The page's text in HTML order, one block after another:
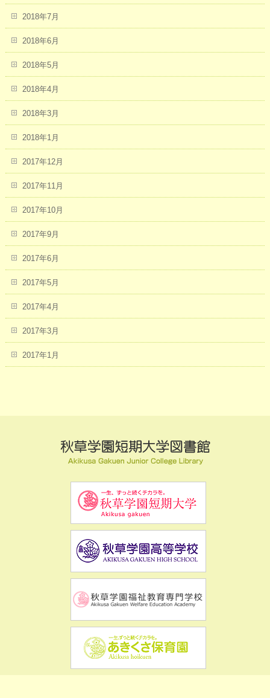
2018年7月
2018年6月
2018年5月
2018年4月
2018年3月
2018年1月
2017年12月
2017年11月
2017年10月
2017年9月
2017年6月
2017年5月
2017年4月
2017年3月
2017年1月